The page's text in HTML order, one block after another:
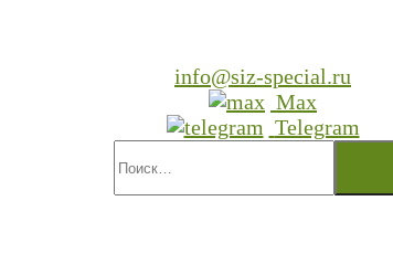
info@siz-special.ru
Max
Telegram